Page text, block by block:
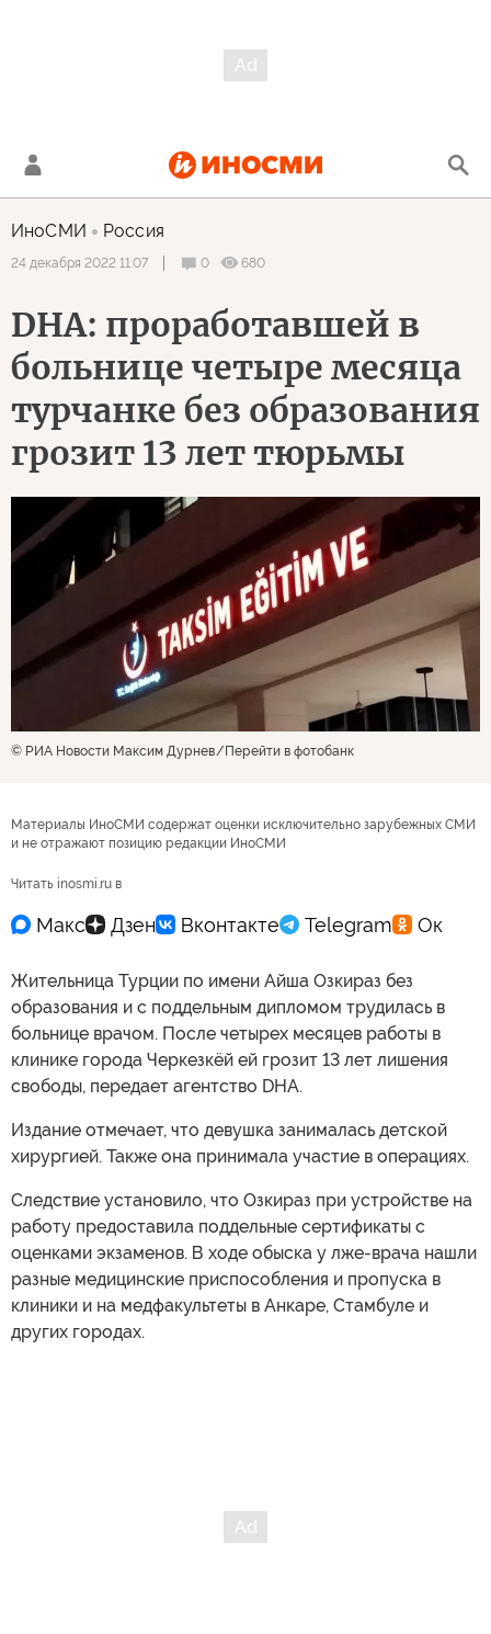
ИноСМИ Россия
24 декабря 2022 11:07 0 680
DHA: проработавшей в
больнице четыре месяца
турчанке без образования
грозит 13 лет тюрьмы
© РИА Новости Максим Дурнев Перейти в фотобанк
Материалы ИноСМИ содержат оценки исключительно зарубежных СМИ
и не отражают позицию редакции ИноСМИ
Читать inosmi.ru в
Жительница Турции по имени Айша Озкираз без
образования и с поддельным дипломом трудилась в
больнице врачом. После четырех месяцев работы в
клинике города Черкезкёй ей грозит 13 лет лишения
свободы, передает агентство DHA.
Издание отмечает, что девушка занималась детской
хирургией. Также она принимала участие в операциях.
Следствие установило, что Озкираз при устройстве на
работу предоставила поддельные сертификаты с
оценками экзаменов. В ходе обыска у лже-врача нашли
разные медицинские приспособления и пропуска в
клиники и на медфакультеты в Анкаре, Стамбуле и
других городах.